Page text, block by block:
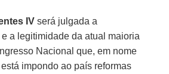
IV será julgada a
a legitimidade da atual maioria
Nacional que, em nome
impondo ao país reformas